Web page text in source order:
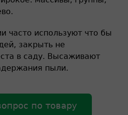
часто используют что бы
закрыть не
в саду. Высаживают
пыли.
по товару